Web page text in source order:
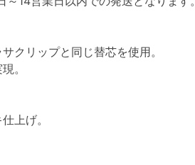
クリップと同じ替芯を使用。
。
上げ。